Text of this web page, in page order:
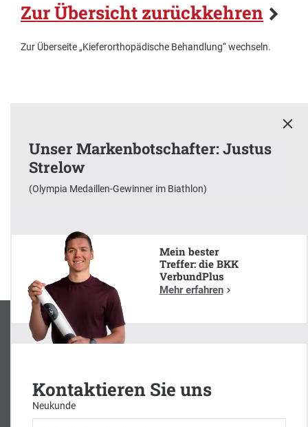
Zur Übersicht zurückkehren
Zur Überseite „Kieferorthopädische Behandlung“ wechseln.
Kontaktieren Sie uns
Neukunde
Unser Markenbotschafter: Justus
Strelow
(Olympia Medaillen-Gewinner im Biathlon)
Mein bester
Treffer: die BKK
VerbundPlus
Mehr erfahren
Unser Markenbotschafter:
(Olympia Medaillen-Gewinner im Biathlon)